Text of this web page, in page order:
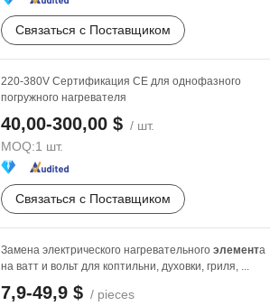
Связаться с Поставщиком
220-380V Сертификация CE для однофазного
погружного нагревателя
40,00-300,00 $ / шт.
MOQ:1 шт.
Связаться с Поставщиком
Замена электрического нагревательного элемента
на ватт и вольт для коптильни, духовки, гриля, ...
7,9-49,9 $ / pieces